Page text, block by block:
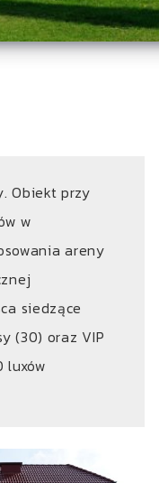
Obiekt przy
w
areny
siedzące
(30) oraz VIP
luxów